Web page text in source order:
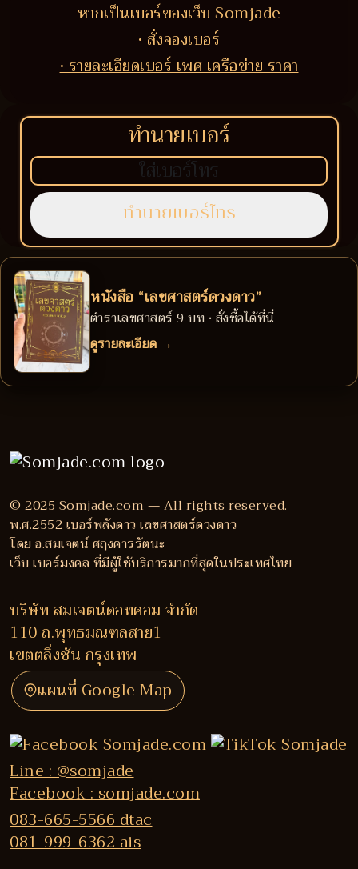
หากเป็นเบอร์ของเว็บ Somjade
• สั่งจองเบอร์
• รายละเอียดเบอร์ เพศ เครือข่าย ราคา
ทำนายเบอร์
หนังสือ “เลขศาสตร์ดวงดาว”
ตำราเลขศาสตร์ 9 บท • สั่งซื้อได้ที่นี่
ดูรายละเอียด →
© 2025 Somjade.com — All rights reserved.
พ.ศ.2552 เบอร์พลังดาว เลขศาสตร์ดวงดาว
โดย อ.สมเจตน์ ศฤงคารรัตนะ
เว็บ เบอร์มงคล ที่มีผู้ใช้บริการมากที่สุดในประเทศไทย
บริษัท สมเจตน์ดอทคอม จำกัด
110 ถ.พุทธมณฑลสาย1
เขตตลิ่งชัน กรุงเทพ
แผนที่ Google Map
Line : @somjade
Facebook : somjade.com
083-665-5566 dtac
081-999-6362 ais